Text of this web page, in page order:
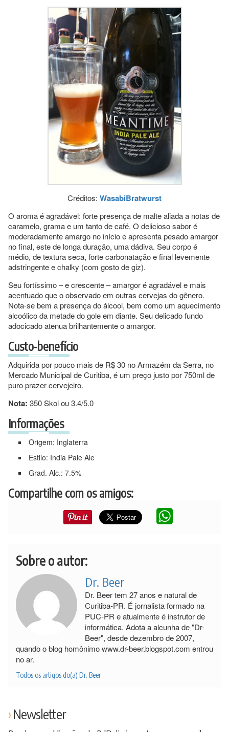
Créditos: WasabiBratwurst
O aroma é agradável: forte presença de malte aliada a notas de
caramelo, grama e um tanto de café. O delicioso sabor é
moderadamente amargo no início e apresenta pesado amargor
no final, este de longa duração, uma dádiva. Seu corpo é
médio, de textura seca, forte carbonatação e final levemente
adstringente e chalky (com gosto de giz).
Seu fortíssimo – e crescente – amargor é agradável e mais
acentuado que o observado em outras cervejas do gênero.
Nota-se bem a presença do álcool, bem como um aquecimento
alcoólico da metade do gole em diante. Seu delicado fundo
adocicado atenua brilhantemente o amargor.
Custo-benefício
Adquirida por pouco mais de R$ 30 no Armazém da Serra, no
Mercado Municipal de Curitiba, é um preço justo por 750ml de
puro prazer cervejeiro.
Nota: 350 Skol ou 3.4/5.0
Informações
Origem: Inglaterra
Estilo: India Pale Ale
Grad. Alc.: 7.5%
Compartilhe com os amigos:
Sobre o autor:
Dr. Beer
Dr. Beer tem 27 anos e natural de
Curitiba-PR. É jornalista formado na
PUC-PR e atualmente é instrutor de
informática. Adota a alcunha de "Dr-
Beer", desde dezembro de 2007,
quando o blog homônimo www.dr-beer.blogspot.com entrou
no ar.
Todos os artigos do(a) Dr. Beer
Newsletter